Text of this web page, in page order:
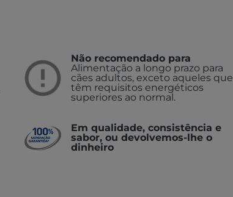
Não recomendado para
Alimentação a longo prazo para
cães adultos, exceto aqueles que
têm requisitos energéticos
superiores ao normal.
Em qualidade, consistência e
sabor, ou devolvemos-lhe o
dinheiro